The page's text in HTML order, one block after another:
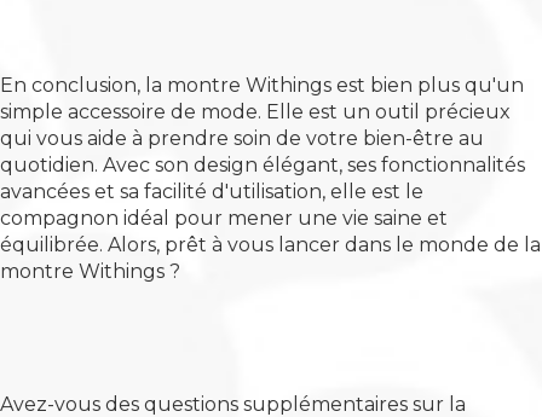
En conclusion, la montre Withings est bien plus qu'un
simple accessoire de mode. Elle est un outil précieux
qui vous aide à prendre soin de votre bien-être au
quotidien. Avec son design élégant, ses fonctionnalités
avancées et sa facilité d'utilisation, elle est le
compagnon idéal pour mener une vie saine et
équilibrée. Alors, prêt à vous lancer dans le monde de la
montre Withings ?
Avez-vous des questions supplémentaires sur la